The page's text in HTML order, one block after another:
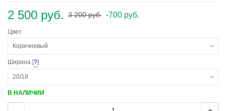
2 500 руб. 3 200 руб. -700 руб.
Цвет
Коричневый
Ширина [?]
20/18
В НАЛИЧИИ